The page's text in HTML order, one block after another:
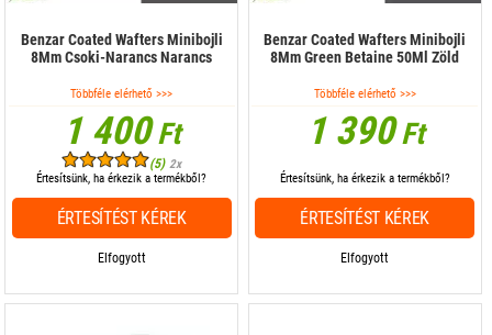
Benzar Coated Wafters Minibojli
8Mm Csoki-Narancs Narancs
Többféle elérhető >>>
1 400Ft
(5) 2x
Elfogyott
Értesítsünk, ha érkezik a termékből?
ÉRTESÍTÉST KÉREK
Benzar Coated Wafters Minibojli
8Mm Green Betaine 50Ml Zöld
Többféle elérhető >>>
1 390Ft
Elfogyott
Értesítsünk, ha érkezik a termékből?
ÉRTESÍTÉST KÉREK